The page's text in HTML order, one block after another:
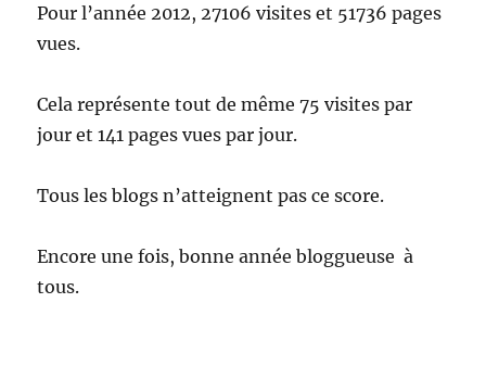
Pour l’année 2012, 27106 visites et 51736 pages
vues.
Cela représente tout de même 75 visites par
jour et 141 pages vues par jour.
Tous les blogs n’atteignent pas ce score.
Encore une fois, bonne année bloggueuse à
tous.